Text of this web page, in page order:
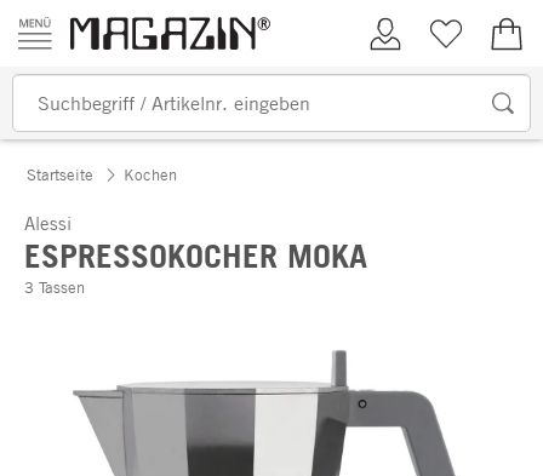
Zum Inhalt springen
Kundenkonto
Merkliste
Startseite Kochen
Alessi
ESPRESSOKOCHER MOKA
3 Tassen